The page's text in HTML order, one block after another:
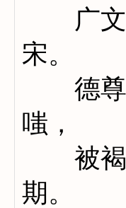
广文
宋。
德尊
嗤，
被褐
期。